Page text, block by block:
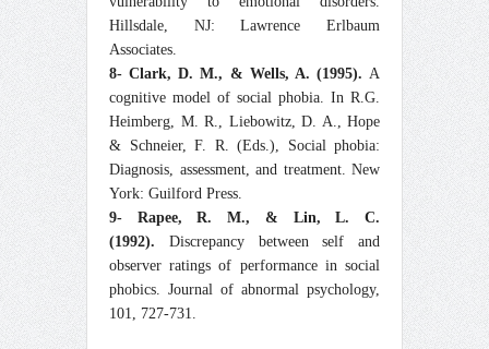
Hillsdale, NJ: Lawrence Erlbaum
Associates.
8- Clark, D. M., & Wells, A. (1995). A
cognitive model of social phobia. In R.G.
Heimberg, M. R., Liebowitz, D. A., Hope
& Schneier, F. R. (Eds.), Social phobia:
Diagnosis, assessment, and treatment. New
York: Guilford Press.
9- Rapee, R. M., & Lin, L. C.
(1992). Discrepancy between self and
observer ratings of performance in social
phobics. Journal of abnormal psychology,
101, 727-731.